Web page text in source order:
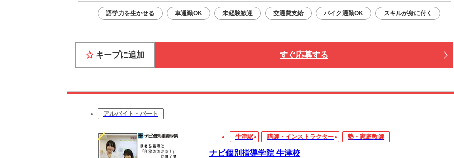
語学力を生かせる 車通勤OK 未経験歓迎 交通費支給 バイク通勤OK スキルが身に付く
キープに追加 すぐ応募する
アルバイト・パート
牛津駅 講師・インストラクター 塾・家庭教師
ナビ個別指導学院 牛津校